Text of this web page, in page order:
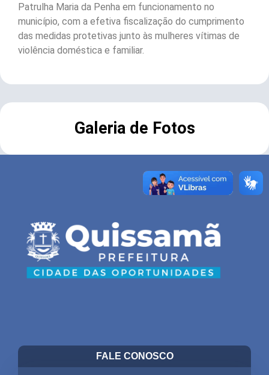
Patrulha Maria da Penha em funcionamento no
município, com a efetiva fiscalização do cumprimento
das medidas protetivas junto às mulheres vítimas de
violência doméstica e familiar.
Galeria de Fotos
FALE CONOSCO